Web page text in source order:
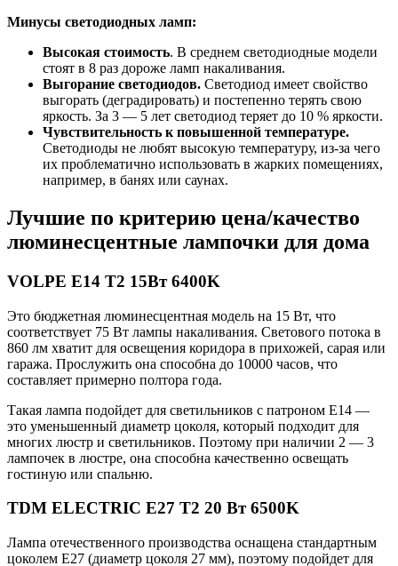
Минусы светодиодных ламп:
Высокая стоимость. В среднем светодиодные модели
стоят в 8 раз дороже ламп накаливания.
Выгорание светодиодов. Светодиод имеет свойство
выгорать (деградировать) и постепенно терять свою
яркость. За 3 — 5 лет светодиод теряет до 10 % яркости.
Чувствительность к повышенной температуре.
Светодиоды не любят высокую температуру, из-за чего
их проблематично использовать в жарких помещениях,
например, в банях или саунах.
Лучшие по критерию цена/качество
люминесцентные лампочки для дома
VOLPE E14 T2 15Вт 6400K
Это бюджетная люминесцентная модель на 15 Вт, что
соответствует 75 Вт лампы накаливания. Светового потока в
860 лм хватит для освещения коридора в прихожей, сарая или
гаража. Прослужить она способна до 10000 часов, что
составляет примерно полтора года.
Такая лампа подойдет для светильников с патроном Е14 —
это уменьшенный диаметр цоколя, который подходит для
многих люстр и светильников. Поэтому при наличии 2 — 3
лампочек в люстре, она способна качественно освещать
гостиную или спальню.
TDM ЕLECTRIC E27 T2 20 Вт 6500K
Лампа отечественного производства оснащена стандартным
цоколем Е27 (диаметр цоколя 27 мм), поэтому подойдет для